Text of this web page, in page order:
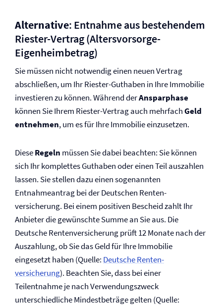
Alternative: Entnahme aus bestehendem
Riester-Vertrag (Altersvorsorge-
Eigenheimbetrag)
Sie müssen nicht notwendig einen neuen Vertrag
abschließen, um Ihr Riester-Guthaben in Ihre Immobilie
investieren zu können. Während derAnsparphase
können Sie Ihrem Riester-Vertrag auch mehrfachGeld
entnehmen, um es für Ihre Immobilie einzusetzen.
DieseRegeln müssen Sie dabei beachten: Sie können
sich Ihr komplettes Guthaben oder einen Teil auszahlen
lassen. Sie stellen dazu einen sogenannten
Entnahmeantrag bei der Deutschen Renten­
versicherung. Bei einem positiven Bescheid zahlt Ihr
Anbieter die gewünschte Summe an Sie aus. Die
Deutsche Renten­versicherung prüft 12 Monate nach der
Auszahlung, ob Sie das Geld für Ihre Immobilie
eingesetzt haben (Quelle: Deutsche Renten­
versicherung). Beachten Sie, dass bei einer
Teilentnahme je nach Verwendungszweck
unterschiedliche Mindestbeträge gelten (Quelle: